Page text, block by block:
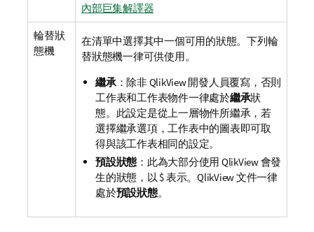
內部巨集解譯器
輪替狀
態機
在清單中選擇其中一個可用的狀態。下列輪
替狀態機一律可供使用。
繼承：除非 QlikView 開發人員覆寫，否則
工作表和工作表物件一律處於繼承狀
態。此設定是從上一層物件所繼承，若
選擇繼承選項，工作表中的圖表即可取
得與該工作表相同的設定。
預設狀態 ：此為大部分使用 QlikView 會發
生的狀態，以 $ 表示。QlikView 文件一律
處於預設狀態。